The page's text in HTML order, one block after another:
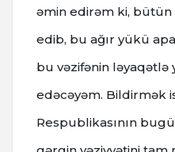
əmin edirəm ki,
edib, bu ağır yükü
bu vəzifənin ləyaqətlə
edəcəyəm. Bildirmək
Respublikasının